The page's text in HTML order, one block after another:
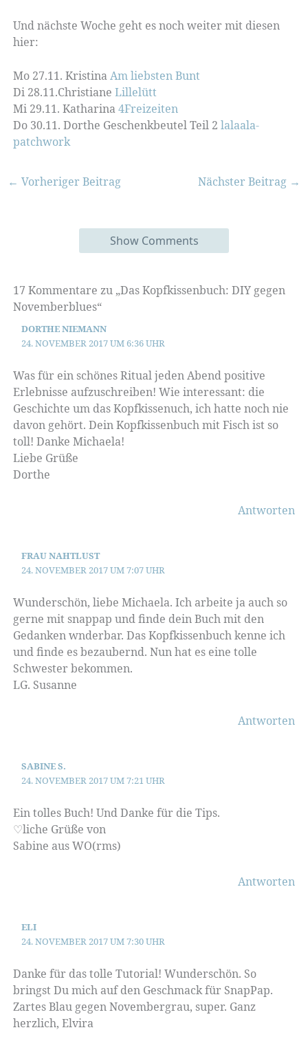
Und nächste Woche geht es noch weiter mit diesen
hier:
Mo 27.11. KristinaAm liebsten Bunt
Di 28.11.Christiane Lillelütt
Mi 29.11. Katharina4Freizeiten
Do 30.11. Dorthe Geschenkbeutel Teil 2 lalaala-
patchwork
← Vorheriger Beitrag Nächster Beitrag →
Show Comments
17 Kommentare zu „Das Kopfkissenbuch: DIY gegen
Novemberblues“
DORTHE NIEMANN
24. NOVEMBER 2017 UM 6:36 UHR
Was für ein schönes Ritual jeden Abend positive
Erlebnisse aufzuschreiben! Wie interessant: die
Geschichte um das Kopfkissenuch, ich hatte noch nie
davon gehört. Dein Kopfkissenbuch mit Fisch ist so
toll! Danke Michaela!
Liebe Grüße
Dorthe
Antworten
FRAU NAHTLUST
24. NOVEMBER 2017 UM 7:07 UHR
Wunderschön, liebe Michaela. Ich arbeite ja auch so
gerne mit snappap und finde dein Buch mit den
Gedanken wnderbar. Das Kopfkissenbuch kenne ich
und finde es bezaubernd. Nun hat es eine tolle
Schwester bekommen.
LG. Susanne
Antworten
SABINE S.
24. NOVEMBER 2017 UM 7:21 UHR
Ein tolles Buch! Und Danke für die Tips.
♡liche Grüße von
Sabine aus WO(rms)
Antworten
ELI
24. NOVEMBER 2017 UM 7:30 UHR
Danke für das tolle Tutorial! Wunderschön. So
bringst Du mich auf den Geschmack für SnapPap.
Zartes Blau gegen Novembergrau, super. Ganz
herzlich, Elvira